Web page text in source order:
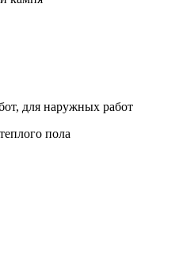
для наружных работ
пола